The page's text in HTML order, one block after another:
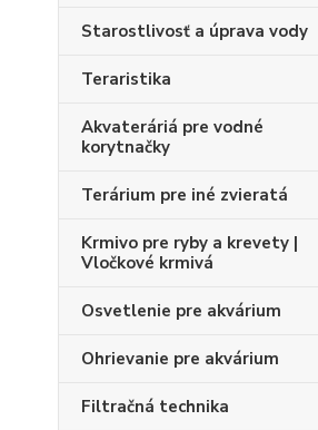
Starostlivosť a úprava vody
Teraristika
Akvateráriá pre vodné
korytnačky
Terárium pre iné zvieratá
Krmivo pre ryby a krevety |
Vločkové krmivá
Osvetlenie pre akvárium
Ohrievanie pre akvárium
Filtračná technika